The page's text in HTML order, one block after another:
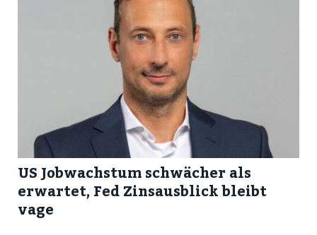
US Jobwachstum schwächer als
erwartet, Fed Zinsausblick bleibt
vage